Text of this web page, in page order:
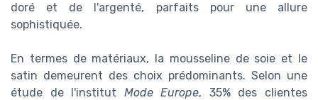
doré et de l'argenté, parfaits pour une allure
sophistiquée.
En termes de matériaux, la mousseline de soie et le
satin demeurent des choix prédominants. Selon une
étude de l'institut Mode Europe, 35% des clientes